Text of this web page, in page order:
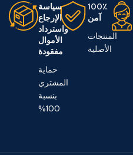
100٪
آمن
المنتجات
الأصلية
سياسة
الإرجاع
واسترداد
الأموال
مفقودة
حماية
المشتري
بنسبة
100%